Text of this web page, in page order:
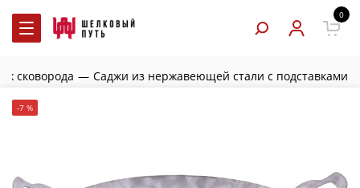
0
сковорода — Саджи из нержавеющей стали с подставками
-7 %